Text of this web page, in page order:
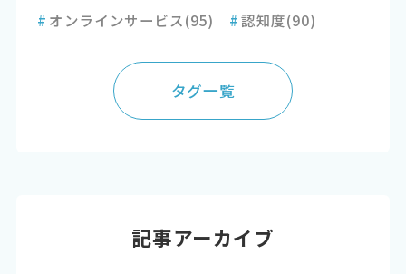
# オンラインサービス(95) #認知度(90)
タグ一覧
記事アーカイブ